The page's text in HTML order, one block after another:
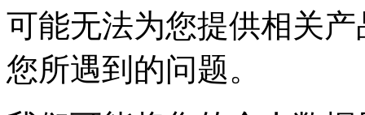
可能无法为您提供相关产
您所遇到的问题。